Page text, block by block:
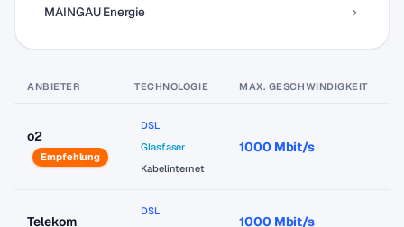
MAINGAU Energie
ANBIETER TECHNOLOGIE MAX. GESCHWINDIGKEIT
o2
Empfehlung
DSL
Glasfaser
Kabelinternet
1000 Mbit/s
Telekom
DSL
1000 Mbit/s